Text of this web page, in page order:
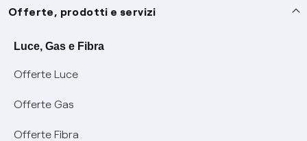
Assistenza
Avvisi
SOS luce e gas
Conciliazioni e risoluzione delle controversie
Negoziazione paritetica
Servizi
Offerte, prodotti e servizi
Luce, Gas e Fibra
Offerte Luce
Offerte Gas
Offerte Fibra